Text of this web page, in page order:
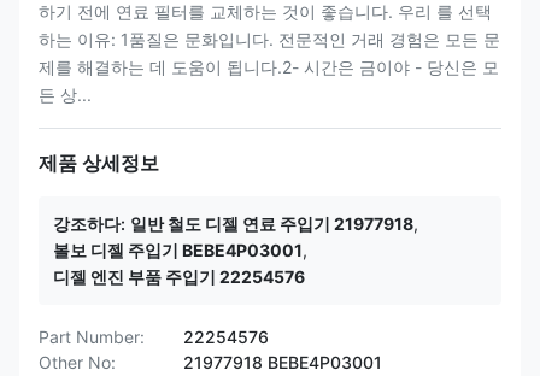
하기 전에 연료 필터를 교체하는 것이 좋습니다. 우리 를 선택
하는 이유: 1품질은 문화입니다. 전문적인 거래 경험은 모든 문
제를 해결하는 데 도움이 됩니다.2- 시간은 금이야 - 당신은 모
든 상...
제품 상세정보
강조하다: 일반 철도 디젤 연료 주입기 21977918,
볼보 디젤 주입기 BEBE4P03001,
디젤 엔진 부품 주입기 22254576
Part Number:
22254576
Other No:
21977918 BEBE4P03001